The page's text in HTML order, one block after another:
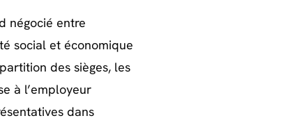
négocié entre
social et économique
des sièges, les
à l’employeur
dans